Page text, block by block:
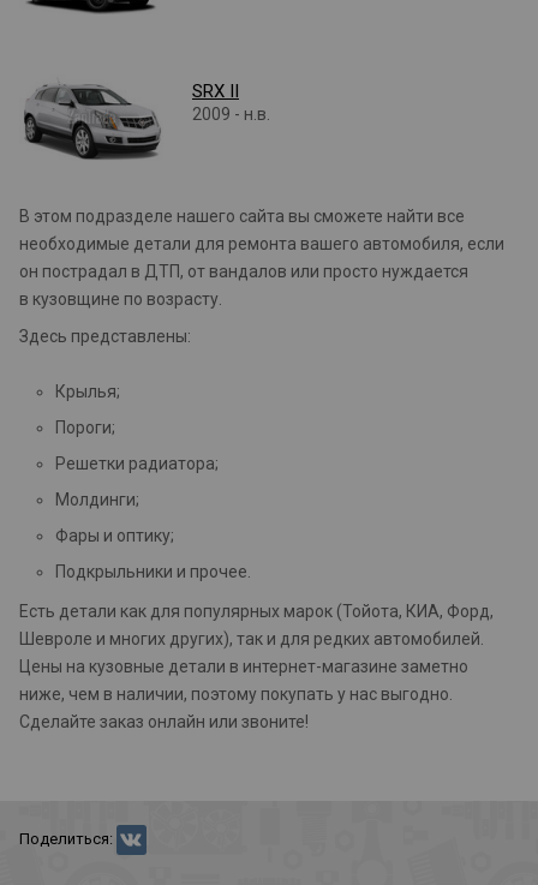
SRX II
2009 - н.в.
В этом подразделе нашего сайта вы сможете найти все
необходимые детали для ремонта вашего автомобиля, если
он пострадал в ДТП, от вандалов или просто нуждается
в кузовщине по возрасту.
Здесь представлены:
Крылья;
Пороги;
Решетки радиатора;
Молдинги;
Фары и оптику;
Подкрыльники и прочее.
Есть детали как для популярных марок (Тойота, КИА, Форд,
Шевроле и многих других), так и для редких автомобилей.
Цены на кузовные детали в интернет-магазине заметно
ниже, чем в наличии, поэтому покупать у нас выгодно.
Сделайте заказ онлайн или звоните!
Поделиться: